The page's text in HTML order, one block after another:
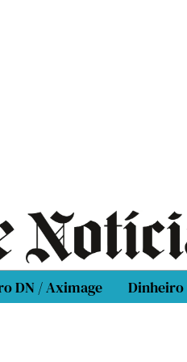
DN / Aximage Dinheiro